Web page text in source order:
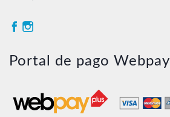
Portal de pago Webpay